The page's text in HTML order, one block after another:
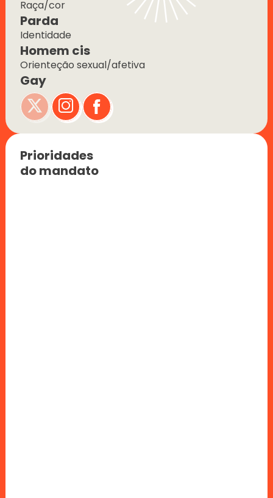
Parda
Raça/cor
Homem cis
Identidade
Gay
Orienteção sexual/afetiva
Prioridades
do mandato